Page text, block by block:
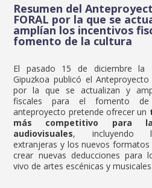
Resumen del
FORAL por la que se
amplían los incentivos
fomento de la cultura
El pasado 15 de diciembre la
Gipuzkoa publicó el Anteproyecto
por la que se actualizan y
fiscales para el fomento
anteproyecto pretende ofrecer un
más competitivo para
audiovisuales, incluyendo
extranjeras y los nuevos formatos
crear nuevas deducciones para
vivo de artes escénicas y musicales.